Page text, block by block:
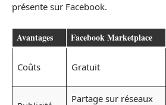
présente sur Facebook.
Avantages Facebook Marketplace
Coûts Gratuit
Partage sur réseaux